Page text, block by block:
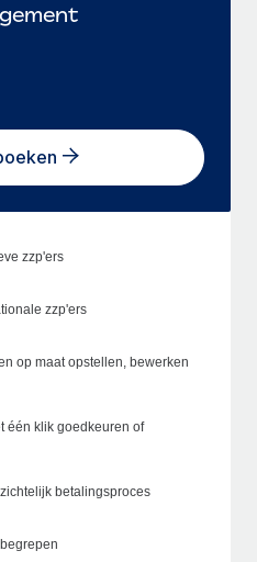
zzp'ers
zzp'ers
op maat opstellen, bewerken
één klik goedkeuren of
betalingsproces